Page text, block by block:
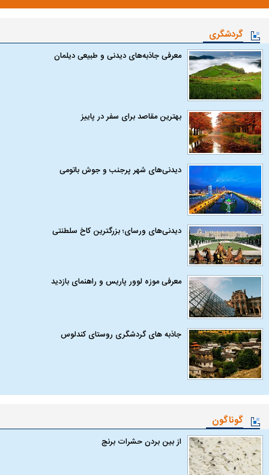
گردشگری
معرفی جاذبه‌های دیدنی و طبیعی دیلمان
بهترین مقاصد برای سفر در پاییز
دیدنی‌های شهر پرجنب و جوش باتومی
دیدنی‌های ورسای؛ بزرگترین کاخ سلطنتی
معرفی موزه لوور پاریس و راهنمای بازدید
جاذبه های گردشگری روستای کندلوس
گوناگون
از بین بردن حشرات برنج